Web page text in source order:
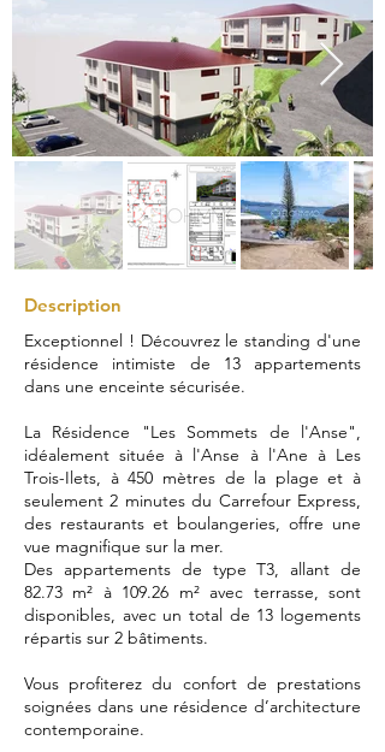
Description
Exceptionnel ! Découvrez le standing d'une
résidence intimiste de 13 appartements
dans une enceinte sécurisée.
La Résidence "Les Sommets de l'Anse",
idéalement située à l'Anse à l'Ane à Les
Trois-Ilets, à 450 mètres de la plage et à
seulement 2 minutes du Carrefour Express,
des restaurants et boulangeries, offre une
vue magnifique sur la mer.
Des appartements de type T3, allant de
82.73 m² à 109.26 m² avec terrasse, sont
disponibles, avec un total de 13 logements
répartis sur 2 bâtiments.
Vous profiterez du confort de prestations
soignées dans une résidence d’architecture
contemporaine.